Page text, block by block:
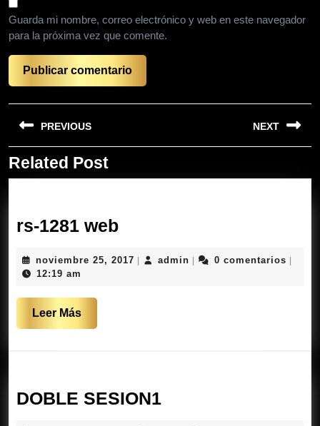
Guarda mi nombre, correo electrónico y web en este navegador
para la próxima vez que comente.
Navegación
de
entradas
PREVIOUS
Entrada
anterior:
NEXT
entrada:
Related Post
rs-1281 webrs-
web
noviembre 25, 2017 noviembre
| adminadmin
| 0 comentarios |
12:19 am
Leer MásLeer
Más
DOBLE SESION1DOBLE